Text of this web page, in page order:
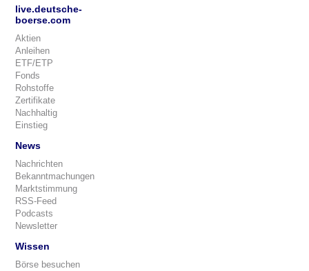
live.deutsche-
boerse.com
Aktien
Anleihen
ETF/ETP
Fonds
Rohstoffe
Zertifikate
Nachhaltig
Einstieg
News
Nachrichten
Bekanntmachungen
Marktstimmung
RSS-Feed
Podcasts
Newsletter
Wissen
Börse besuchen